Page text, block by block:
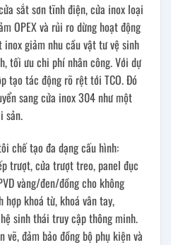
sắt sơn tĩnh điện, cửa inox loại
OPEX và rủi ro dừng hoạt động
giảm nhu cầu vật tư vệ sinh
tối ưu chi phí nhân công. Với dự
tạo tác động rõ rệt tới TCO. Đó
sang cửa inox 304 như một
sản.
chế tạo đa dạng cấu hình:
trượt, cửa trượt treo, panel đục
vàng/đen/đồng cho không
khoá từ, khoá vân tay,
sinh thái truy cập thông minh.
đảm bảo đồng bộ phụ kiện và